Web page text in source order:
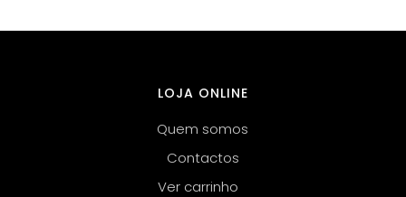
LOJA ONLINE
Quem somos
Contactos
Ver carrinho